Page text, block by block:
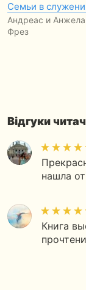
Семьи в
Андреас и Анжела
Фрез
Відгуки
нашла
Книга